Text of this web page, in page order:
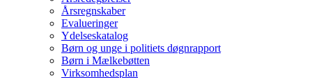
Årsregnskaber
Evalueringer
Ydelseskatalog
Børn og unge i politiets døgnrapport
Børn i Mælkebøtten
Virksomhedsplan